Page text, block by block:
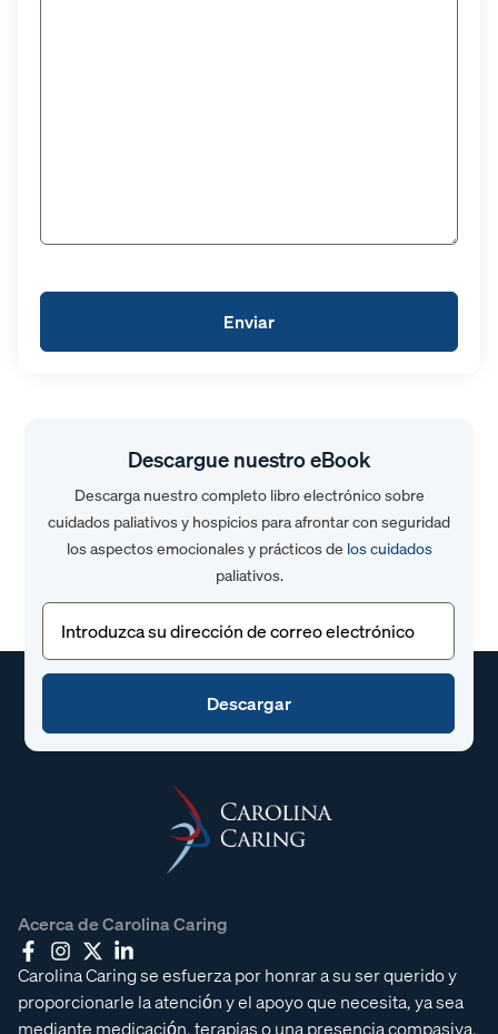
Descargue nuestro eBook
Descarga nuestro completo libro electrónico sobre
cuidados paliativos y hospicios para afrontar con seguridad
los aspectos emocionales y prácticos de los cuidados
paliativos.
Correo
electrónico(Obligatorio)
Acerca de Carolina Caring
Carolina Caring se esfuerza por honrar a su ser querido y
proporcionarle la atención y el apoyo que necesita, ya sea
mediante medicación, terapias o una presencia compasiva.